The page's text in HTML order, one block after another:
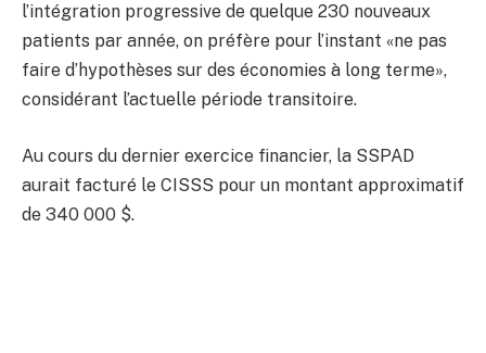
l’intégration progressive de quelque 230 nouveaux
patients par année, on préfère pour l’instant «ne pas
faire d’hypothèses sur des économies à long terme»,
considérant l’actuelle période transitoire.
Au cours du dernier exercice financier, la SSPAD
aurait facturé le CISSS pour un montant approximatif
de 340 000 $.